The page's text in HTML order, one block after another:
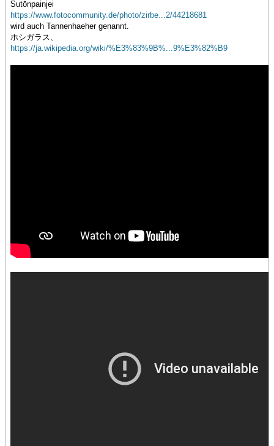
Sutōnpainjei
https://www.fotocommunity.de/photo/zirbe...2/44218681
wird auch Tannenhaeher genannt.
ホシガラス、
https://ja.wikipedia.org/wiki/%E3%83%9B%...9%E3%82%B9